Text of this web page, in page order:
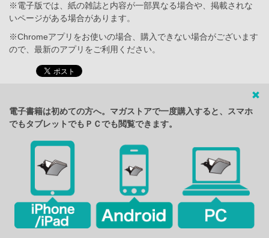
※電子版では、紙の雑誌と内容が一部異なる場合や、掲載されな
いページがある場合があります。
※Chromeアプリをお使いの場合、購入できない場合がございます
ので、最新のアプリをご利用ください。
電子書籍は初めての方へ。マガストアで一度購入すると、スマホ
でもタブレットでもＰＣでも閲覧できます。